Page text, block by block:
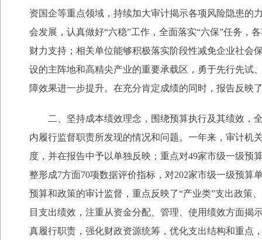
资国企等重点领域，持续加大审计揭示各项风险隐患的
会发展，认真做好“六稳”工作，全面落实“六保”任务，
财力支持；相关单位能够积极落实阶段性减免企业社会
设的主阵地和高精尖产业的重要承载区，勇于先行先试
障效果进一步提升。在充分肯定成绩的同时，报告反映
二、坚持成本绩效理念，围绕预算执行及其绩效，
内履行监督职责所发现的情况和问题。一年来，审计机
度，并在报告中予以单独反映；重点对49家市级一级预
整形成7方面70项数据评价指标，对202家市级一级预
预算和政策的审计监督，重点反映了“产业类”支出政策
目支出绩效，注重从资金分配、管理、使用绩效方面揭
真履行职责，强化财政资源统筹，优化支出结构和重点